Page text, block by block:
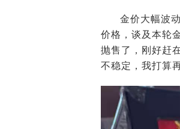
金价大幅波
价格，谈及本轮
抛售了，刚好赶
不稳定，我打算